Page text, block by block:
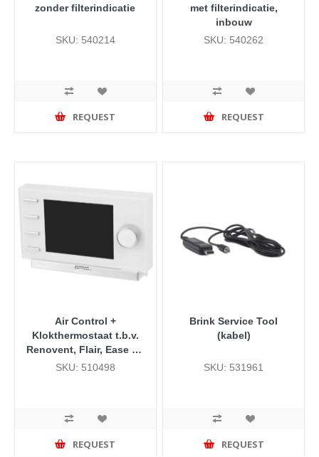
zonder filterindicatie
SKU: 540214
REQUEST
met filterindicatie,
inbouw
SKU: 540262
REQUEST
Air Control +
Klokthermostaat t.b.v.
Renovent, Flair, Ease en
de Allure V5.0 (vanaf
SKU: 510498
REQUEST
Brink Service Tool
(kabel)
SKU: 531961
REQUEST